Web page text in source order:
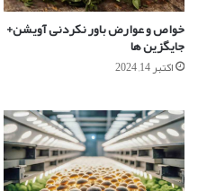
خواص و عوارض باور نکردنی آویشن+
جایگزین ها
اکتبر 14, 2024